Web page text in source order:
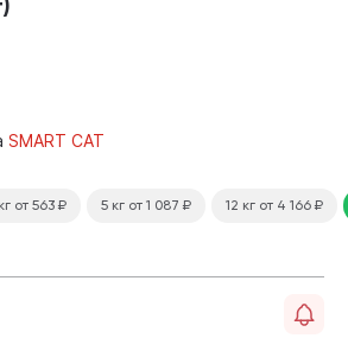
SMART CAT
от 563 ₽ 5 кг от 1 087 ₽ 12 кг от 4 166 ₽